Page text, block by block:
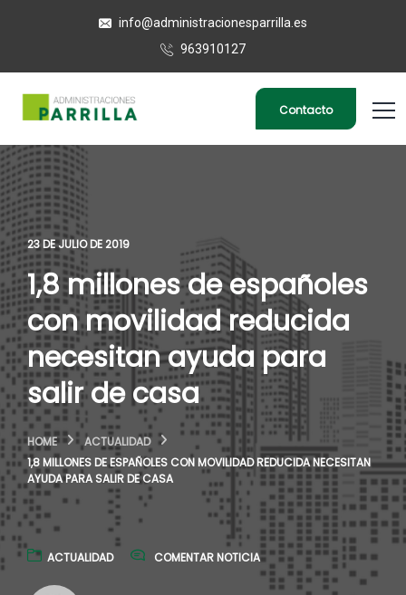
info@administracionesparrilla.es
963910127
Contacto
23 DE JULIO DE 2019
1,8 millones de españoles
con movilidad reducida
necesitan ayuda para
salir de casa
HOME
ACTUALIDAD
1,8 MILLONES DE ESPAÑOLES CON MOVILIDAD REDUCIDA NECESITAN
AYUDA PARA SALIR DE CASA
ACTUALIDAD COMENTAR NOTICIA